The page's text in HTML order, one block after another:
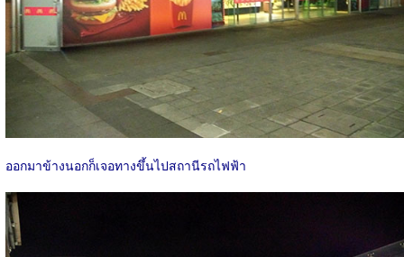
ออกมาข้างนอกก็เจอทางขึ้นไปสถานีรถไฟฟ้า